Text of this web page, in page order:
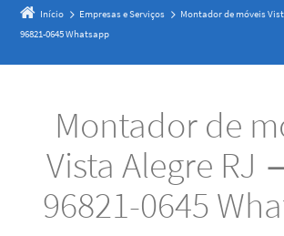
Início Empresas e Serviços
Montador de móveis
96821-0645 Whatsapp
Montador de
Vista Alegre RJ
96821-0645